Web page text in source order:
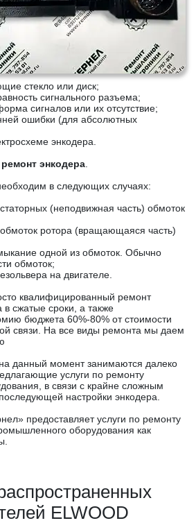
стекло или диск;
сигнального разъема;
сигналов или их отсутствие;
ошибки (для абсолютных
энкодера.
ремонт энкодера
в следующих случаях:
(неподвижная часть) обмоток
ротора (вращающаяся часть)
одной из обмоток. Обычно
обмоток;
на двигателе.
квалифицированный ремонт
в сжатые сроки, а также
бюджета 60%-80% от стоимости
связи. На все виды ремонта мы даем
на данный момент занимаются далеко
услуги по ремонту
в связи с крайне сложным
настройки энкодера.
предоставляет услуги по ремонту
оборудования как
ELWOOD